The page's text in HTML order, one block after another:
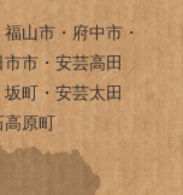
山市・府中市・
市・安芸高田
町・安芸太田
高原町